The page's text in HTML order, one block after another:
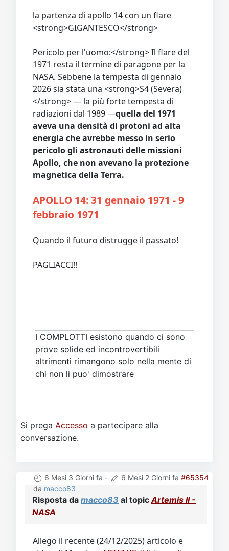
la partenza di apollo 14 con un flare
<strong>GIGANTESCO</strong>
Pericolo per l'uomo:</strong> Il flare del
1971 resta il termine di paragone per la
NASA. Sebbene la tempesta di gennaio
2026 sia stata una <strong>S4 (Severa)
</strong> — la più forte tempesta di
radiazioni dal 1989 —quella del 1971
aveva una densità di protoni ad alta
energia che avrebbe messo in serio
pericolo gli astronauti delle missioni
Apollo, che non avevano la protezione
magnetica della Terra.
APOLLO 14: 31 gennaio 1971 - 9
febbraio 1971
Quando il futuro distrugge il passato!
PAGLIACCI!!
I COMPLOTTI esistono quando ci sono
prove solide ed incontrovertibili
altrimenti rimangono solo nella mente di
chi non li puo' dimostrare
Si prega Accesso a partecipare alla
conversazione.
6 Mesi 3 Giorni fa - 6 Mesi 2 Giorni fa #65354
da macco83
Risposta da macco83 al topicArtemis II -
NASA
Allego il recente (24/12/2025) articolo e